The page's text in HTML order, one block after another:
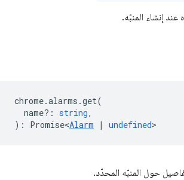
إنشاء المنبّه.
chrome.alarms .get(
name? : string,
) : Promise<Alarm | undefined>
حول المنبّه المحدّد.